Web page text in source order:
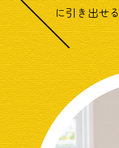
に引き出せ